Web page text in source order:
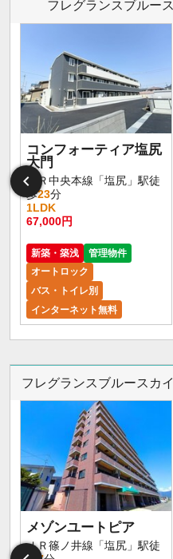
フレグランスブルー
コンフォーティア塩尻
大門
ＪＲ中央本線「塩尻」駅徒
歩23分
1LDK
67,000円
新築・築浅
管理物件
オートロック
バス・トイレ別
インターネット無料
フレグランスブルースカ
メゾンユートピア
ＪＲ篠ノ井線「塩尻」駅徒